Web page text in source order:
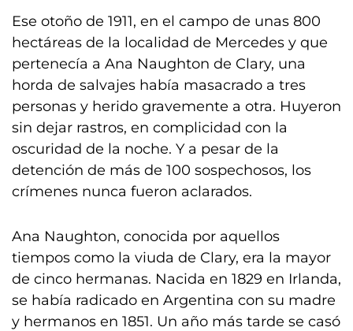
Ese otoño de 1911, en el campo de unas 800
hectáreas de la localidad de Mercedes y que
pertenecía a Ana Naughton de Clary, una
horda de salvajes había masacrado a tres
personas y herido gravemente a otra. Huyeron
sin dejar rastros, en complicidad con la
oscuridad de la noche. Y a pesar de la
detención de más de 100 sospechosos, los
crímenes nunca fueron aclarados.
Ana Naughton, conocida por aquellos
tiempos como la viuda de Clary, era la mayor
de cinco hermanas. Nacida en 1829 en Irlanda,
se había radicado en Argentina con su madre
y hermanos en 1851. Un año más tarde se casó